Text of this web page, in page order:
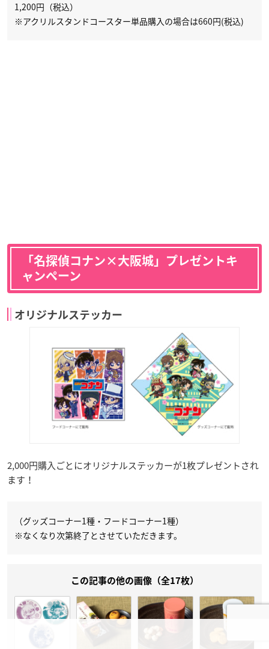
1,200円（税込）
※アクリルスタンドコースター単品購入の場合は660円(税込)
「名探偵コナン×大阪城」プレゼントキ
ャンペーン
オリジナルステッカー
2,000円購入ごとにオリジナルステッカーが1枚プレゼントされ
ます！
（グッズコーナー1種・フードコーナー1種）
※なくなり次第終了とさせていただきます。
この記事の他の画像（全17枚）